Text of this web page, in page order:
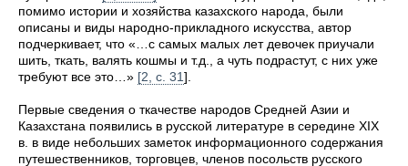
помимо истории и хозяйства казахского народа, были
описаны и виды народно-прикладного искусства, автор
подчеркивает, что «…с самых малых лет девочек приучали
шить, ткать, валять кошмы и т.д., а чуть подрастут, с них уже
требуют все это…» [2, с. 31].
Первые сведения о ткачестве народов Средней Азии и
Казахстана появились в русской литературе в середине XIX
в. в виде небольших заметок информационного содержания
путешественников, торговцев, членов посольств русского